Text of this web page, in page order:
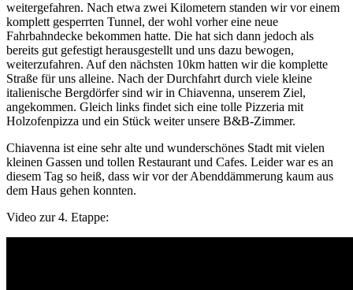
weitergefahren. Nach etwa zwei Kilometern standen wir vor einem
komplett gesperrten Tunnel, der wohl vorher eine neue
Fahrbahndecke bekommen hatte. Die hat sich dann jedoch als
bereits gut gefestigt herausgestellt und uns dazu bewogen,
weiterzufahren. Auf den nächsten 10km hatten wir die komplette
Straße für uns alleine. Nach der Durchfahrt durch viele kleine
italienische Bergdörfer sind wir in Chiavenna, unserem Ziel,
angekommen. Gleich links findet sich eine tolle Pizzeria mit
Holzofenpizza und ein Stück weiter unsere B&B-Zimmer.
Chiavenna ist eine sehr alte und wunderschönes Stadt mit vielen
kleinen Gassen und tollen Restaurant und Cafes. Leider war es an
diesem Tag so heiß, dass wir vor der Abenddämmerung kaum aus
dem Haus gehen konnten.
Video zur 4. Etappe: